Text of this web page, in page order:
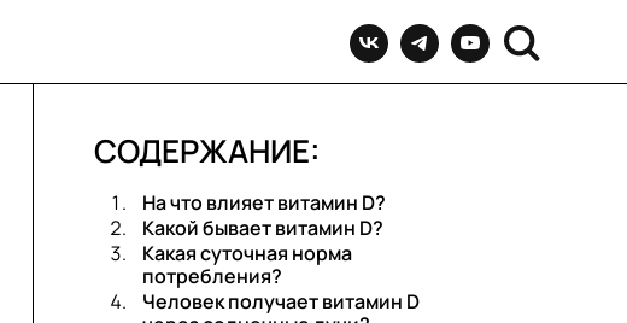
СОДЕРЖАНИЕ:
На что влияет витамин D?
Какой бывает витамин D?
Какая суточная норма
потребления?
Человек получает витамин D